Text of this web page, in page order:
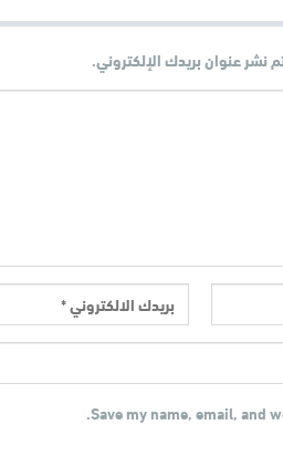
نشر عنوان بريدك الإلكتروني.
Save my name, email, and